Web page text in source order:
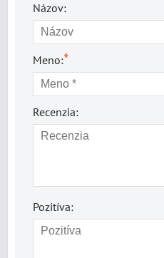
Názov:
Meno:*
Recenzia:
Pozitíva: